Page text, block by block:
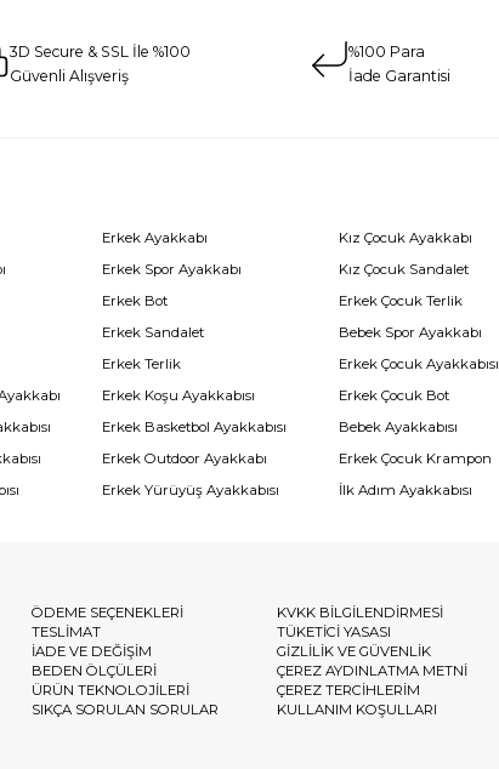
3D Secure & SSL İle %100
Güvenli Alışveriş
%100 Para
İade Garantisi
Erkek Ayakkabı
Erkek Spor Ayakkabı
Erkek Bot
Erkek Sandalet
Erkek Terlik
Erkek Koşu Ayakkabısı
Erkek Basketbol Ayakkabısı
Erkek Outdoor Ayakkabı
Erkek Yürüyüş Ayakkabısı
Kız Çocuk Ayakkabı
Kız Çocuk Sandalet
Erkek Çocuk Terlik
Bebek Spor Ayakkabı
Erkek Çocuk Ayakkabısı
Erkek Çocuk Bot
Bebek Ayakkabısı
Erkek Çocuk Krampon
İlk Adım Ayakkabısı
ÖDEME SEÇENEKLERİ
TESLİMAT
İADE VE DEĞİŞİM
BEDEN ÖLÇÜLERİ
ÜRÜN TEKNOLOJİLERİ
SIKÇA SORULAN SORULAR
KVKK BİLGİLENDİRMESİ
TÜKETİCİ YASASI
GİZLİLİK VE GÜVENLİK
ÇEREZ AYDINLATMA METNİ
ÇEREZ TERCİHLERİM
KULLANIM KOŞULLARI